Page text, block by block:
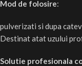
Mod de folosire:
pulverizati si dupa
Destinat atat uzului
Solutie profesionala